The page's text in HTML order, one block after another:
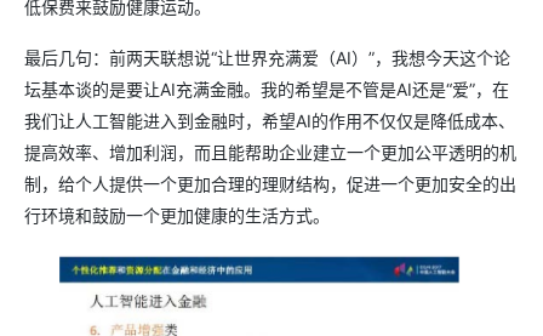
低保费来鼓励健康运动。
最后几句：前两天联想说“让世界充满爱（AI）”，我想今天这个论
坛基本谈的是要让AI充满金融。我的希望是不管是AI还是“爱”，在
我们让人工智能进入到金融时，希望AI的作用不仅仅是降低成本、
提高效率、增加利润，而且能帮助企业建立一个更加公平透明的机
制，给个人提供一个更加合理的理财结构，促进一个更加安全的出
行环境和鼓励一个更加健康的生活方式。